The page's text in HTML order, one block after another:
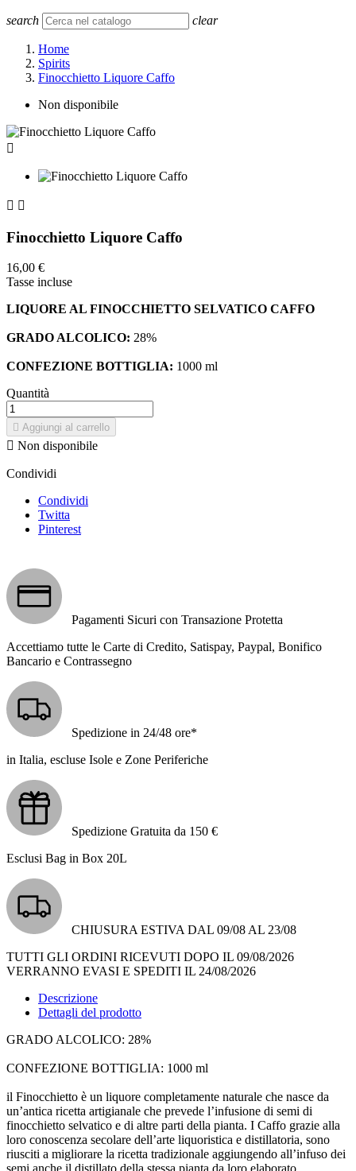
search clear
Home
Spirits
Finocchietto Liquore Caffo
Non disponibile

 
Finocchietto Liquore Caffo
16,00 €
Tasse incluse
LIQUORE AL FINOCCHIETTO SELVATICO CAFFO
GRADO ALCOLICO: 28%
CONFEZIONE BOTTIGLIA: 1000 ml
Quantità
 Aggiungi al carrello
 Non disponibile
Condividi
Condividi
Twitta
Pinterest
Pagamenti Sicuri con Transazione Protetta
Accettiamo tutte le Carte di Credito, Satispay, Paypal, Bonifico
Bancario e Contrassegno
Spedizione in 24/48 ore*
in Italia, escluse Isole e Zone Periferiche
Spedizione Gratuita da 150 €
Esclusi Bag in Box 20L
CHIUSURA ESTIVA DAL 09/08 AL 23/08
TUTTI GLI ORDINI RICEVUTI DOPO IL 09/08/2026
VERRANNO EVASI E SPEDITI IL 24/08/2026
Descrizione
Dettagli del prodotto
GRADO ALCOLICO: 28%
CONFEZIONE BOTTIGLIA: 1000 ml
il Finocchietto è un liquore completamente naturale che nasce da
un’antica ricetta artigianale che prevede l’infusione di semi di
finocchietto selvatico e di altre parti della pianta. I Caffo grazie alla
loro conoscenza secolare dell’arte liquoristica e distillatoria, sono
riusciti a migliorare la ricetta tradizionale aggiungendo all’infuso dei